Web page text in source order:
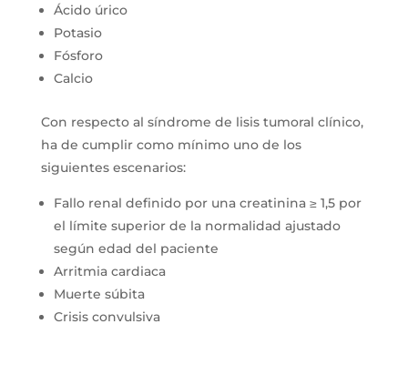
Ácido úrico
Potasio
Fósforo
Calcio
Con respecto al síndrome de lisis tumoral clínico,
ha de cumplir como mínimo uno de los
siguientes escenarios:
Fallo renal definido por una creatinina ≥ 1,5 por
el límite superior de la normalidad ajustado
según edad del paciente
Arritmia cardiaca
Muerte súbita
Crisis convulsiva